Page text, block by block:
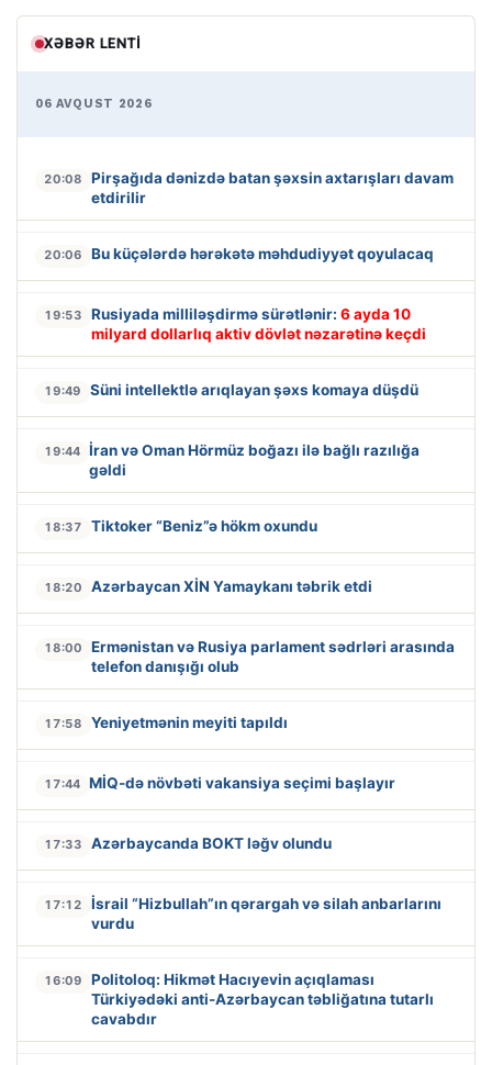
XƏBƏR LENTI
06 AVQUST 2026
20:08
Pirşağıda dənizdə batan şəxsin axtarışları davam
etdirilir
20:06 Bu küçələrdə hərəkətə məhdudiyyət qoyulacaq
19:53 Rusiyada milliləşdirmə sürətlənir: 6 ayda 10
milyard dollarlıq aktiv dövlət nəzarətinə keçdi
19:49 Süni intellektlə arıqlayan şəxs komaya düşdü
19:44 İran və Oman Hörmüz boğazı ilə bağlı razılığa
gəldi
18:37 Tiktoker “Beniz”ə hökm oxundu
18:20 Azərbaycan XİN Yamaykanı təbrik etdi
18:00
Ermənistan və Rusiya parlament sədrləri arasında
telefon danışığı olub
17:58 Yeniyetmənin meyiti tapıldı
17:44 MİQ-də növbəti vakansiya seçimi başlayır
17:33 Azərbaycanda BOKT ləğv olundu
17:12
İsrail “Hizbullah”ın qərargah və silah anbarlarını
vurdu
16:09
Politoloq: Hikmət Hacıyevin açıqlaması
Türkiyədəki anti-Azərbaycan təbliğatına tutarlı
cavabdır